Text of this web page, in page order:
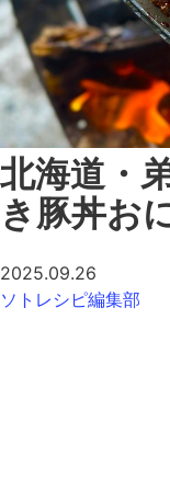
北海道・
き豚丼お
2025.09.26
ソトレシピ編集部